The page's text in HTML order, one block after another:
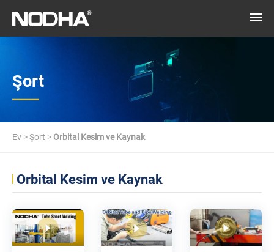
Şort
Ev >Şort > Orbital Kesim ve Kaynak
Orbital Kesim ve Kaynak